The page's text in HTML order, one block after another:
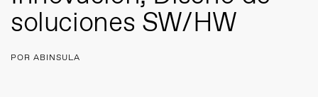
soluciones SW/HW
POR ABINSULA